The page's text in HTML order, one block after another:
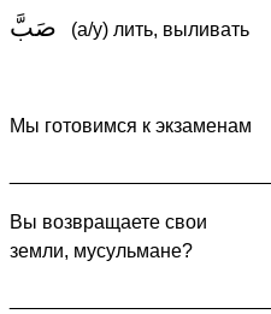
صَبَّ (а/у) лить, выливать
Мы готовимся к экзаменам
Вы возвращаете свои
земли, мусульмане?